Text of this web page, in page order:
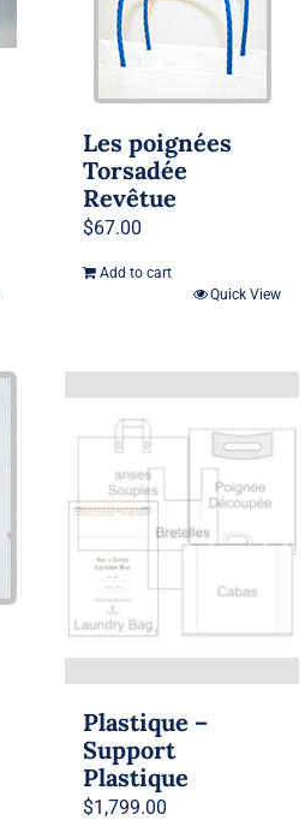
Les poignées
Torsadée
Revêtue
$67.00
Add to cart
Quick View
Plastique –
Support
Plastique
$1,799.00